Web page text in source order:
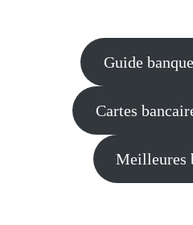
Guide
Cartes
Meilleures